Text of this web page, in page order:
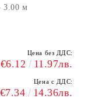
3.00 м
Цена без ДДС:
€6.12 11.97лв.
Цена с ДДС:
€7.34 14.36лв.